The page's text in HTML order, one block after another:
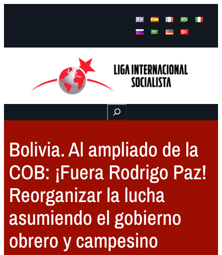
Buscar
Bolivia. Al ampliado de la
COB: ¡Fuera Rodrigo Paz!
Reorganizar la lucha
asumiendo el gobierno
obrero y campesino